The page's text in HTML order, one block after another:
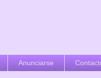
Anunciarse